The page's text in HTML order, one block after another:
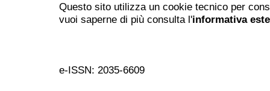
Questo sito utilizza un cookie tecnico per
vuoi saperne di più consulta l'informativa
e-ISSN: 2035-6609